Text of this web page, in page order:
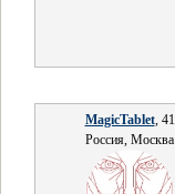
MagicTablet, 41
Россия, Москва